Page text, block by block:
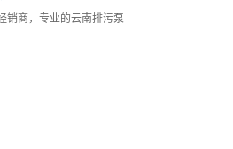
销商，专业的云南排污泵